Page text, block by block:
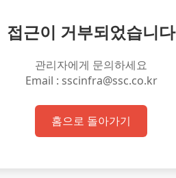
접근이 거부되었습니다
관리자에게 문의하세요
Email : sscinfra@ssc.co.kr
홈으로 돌아가기